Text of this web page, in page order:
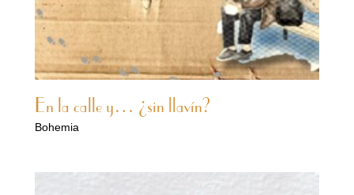
En la calle y… ¿sin llavín?
Bohemia